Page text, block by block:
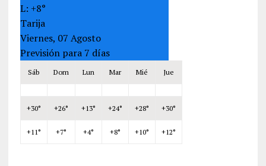
L: +8°
Tarija
Viernes, 07 Agosto
Previsión para 7 días
Sáb Dom Lun Mar Mié Jue
+30° +26° +13° +24° +28° +30°
+11° +7° +4° +8° +10° +12°